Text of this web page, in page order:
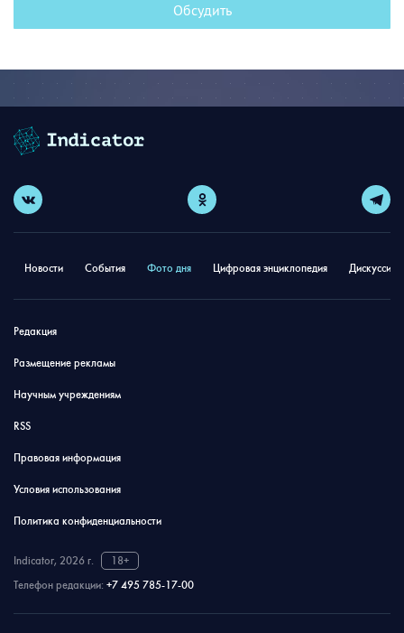
Обсудить
Новости События Фото дня Цифровая энциклопедия
Редакция
Размещение рекламы
Научным учреждениям
RSS
Правовая информация
Условия использования
Политика конфиденциальности
Indicator, 2026 г.
18+
Телефон редакции: +7 495 785-17-00